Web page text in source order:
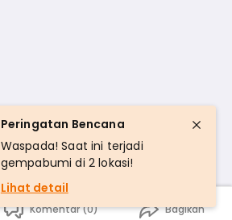
Komentar (0) Bagikan
Peringatan Bencana
Waspada! Saat ini terjadi
gempabumi di 2 lokasi!
Lihat detail